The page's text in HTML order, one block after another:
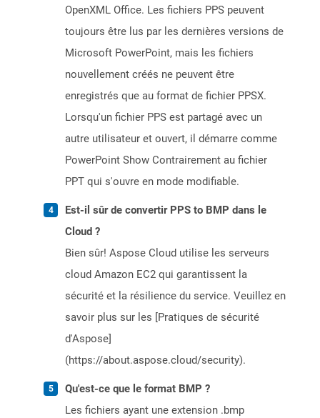
OpenXML Office. Les fichiers PPS peuvent
toujours être lus par les dernières versions de
Microsoft PowerPoint, mais les fichiers
nouvellement créés ne peuvent être
enregistrés que au format de fichier PPSX.
Lorsqu'un fichier PPS est partagé avec un
autre utilisateur et ouvert, il démarre comme
PowerPoint Show Contrairement au fichier
PPT qui s'ouvre en mode modifiable.
Est-il sûr de convertir PPS to BMP dans le
Cloud ?
Bien sûr! Aspose Cloud utilise les serveurs
cloud Amazon EC2 qui garantissent la
sécurité et la résilience du service. Veuillez en
savoir plus sur les [Pratiques de sécurité
d'Aspose]
(https://about.aspose.cloud/security).
Qu'est-ce que le format BMP ?
Les fichiers ayant une extension .bmp